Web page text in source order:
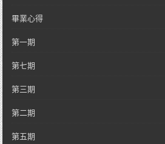
畢業心得
第一期
第七期
第三期
第二期
第五期